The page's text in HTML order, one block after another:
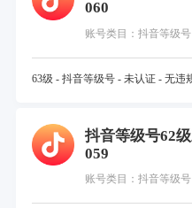
060
账号类目：抖音等级号
63级 - 抖音等级号 - 未认证 - 无违
抖音等级号62
059
账号类目：抖音等级号